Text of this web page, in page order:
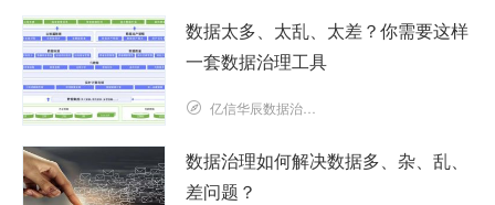
关于亿信
400-0011-866
数据太多、太乱、太差？你需要这样
一套数据治理工具
亿信华辰数据治理研究院
数据治理如何解决数据多、杂、乱、
差问题？